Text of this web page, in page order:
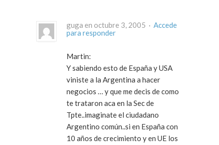
guga en octubre 3, 2005 · Accede
para responder
Martin:
Y sabiendo esto de España y USA
viniste a la Argentina a hacer
negocios … y que me decis de como
te trataron aca en la Sec de
Tpte..imaginate el ciudadano
Argentino común..si en España con
10 años de crecimiento y en UE los